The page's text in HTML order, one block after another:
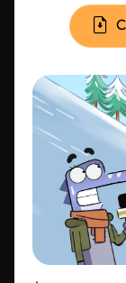
Document